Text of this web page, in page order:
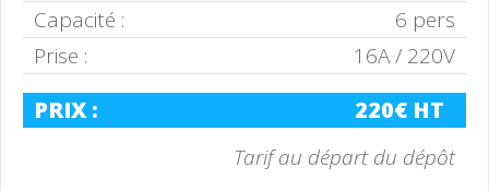
Capacité :
6 pers
Prise :
16A / 220V
PRIX : 220€ HT
Tarif au départ du dépôt